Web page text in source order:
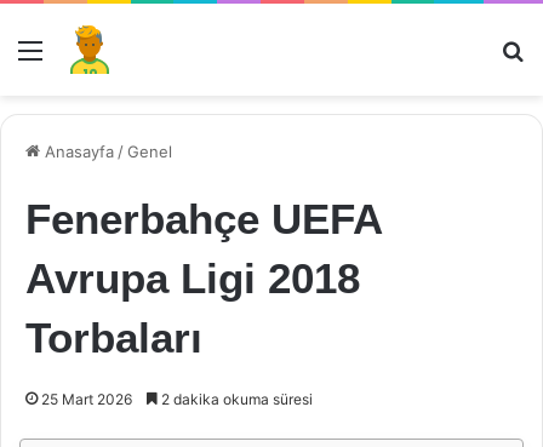
Menü
Anasayfa /Genel
Fenerbahçe UEFA
Avrupa Ligi 2018
Torbaları
25 Mart 2026 2 dakika okuma süresi